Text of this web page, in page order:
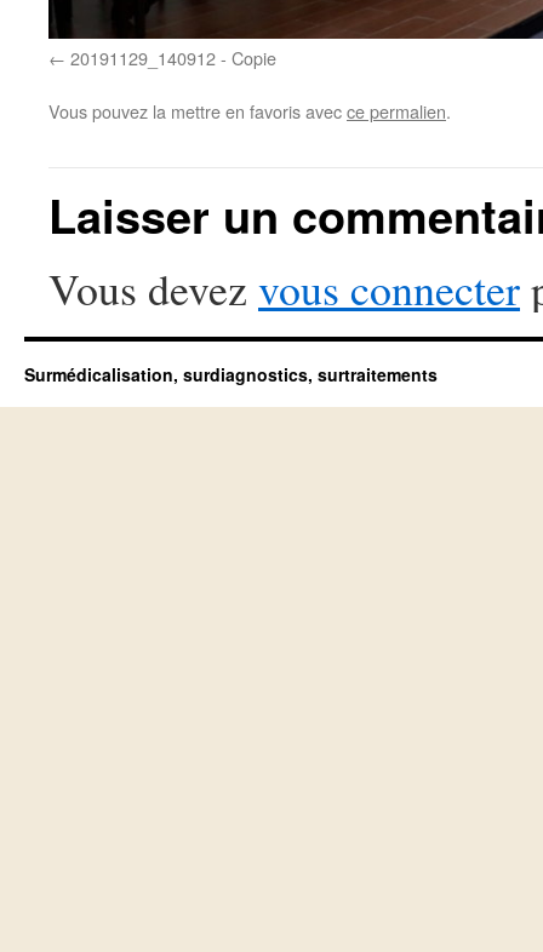
20191129_140912 - Copie
Vous pouvez la mettre en favoris avecce permalien.
Laisser un
Vous devez vous connecter
Surmédicalisation, surdiagnostics, surtraitements